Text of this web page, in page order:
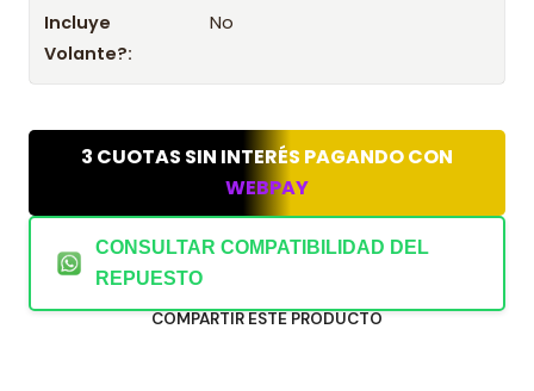
Incluye
Volante?:
No
3 CUOTAS SIN INTERÉS PAGANDO CON
WEBPAY
CONSULTAR COMPATIBILIDAD DEL
REPUESTO
COMPARTIR ESTE PRODUCTO